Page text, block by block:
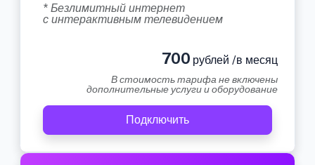
* Безлимитный интернет
с интерактивным телевидением
700 рублей /в месяц
В стоимость тарифа не включены
дополнительные услуги и оборудование
Подключить